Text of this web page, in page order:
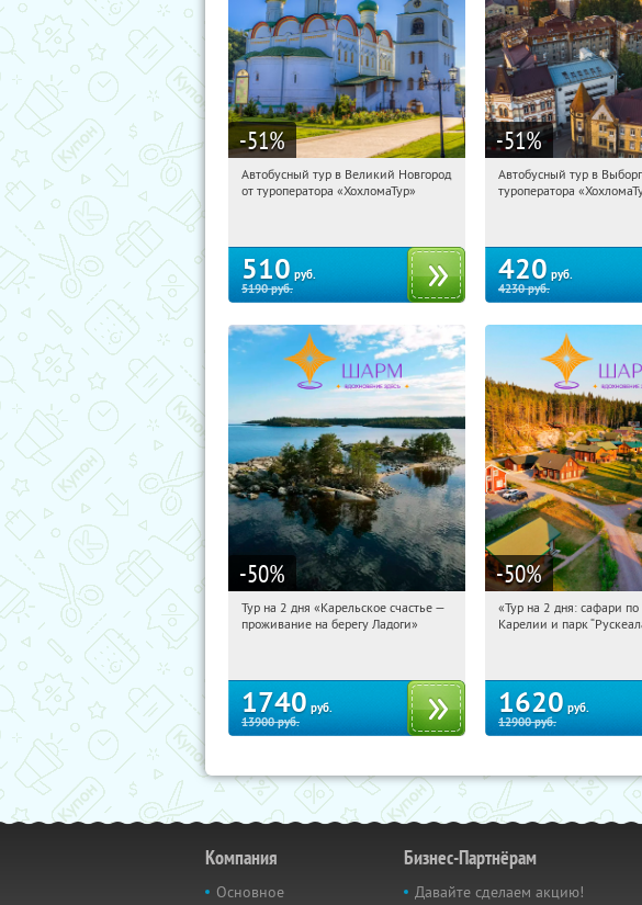
-51%
21:46:29 Купили:2
Автобусный тур в Великий Новгород
от туроператора «ХохломаТур»
510 руб.
5190руб.
-51%
21:46:29
Автобусный тур в
туроператора
420 руб.
4230руб.
-50%
21:46:29 Купили:39
Тур на 2 дня «Карельское счастье —
проживание на берегу Ладоги»
1740 руб.
13900руб.
-50%
21:46:29
«Тур на 2 дня: сафари
Карелии и парк
1620 руб.
12900руб.
Компания
Основное
Бизнес-Партнёрам
Давайте сделаем акцию!